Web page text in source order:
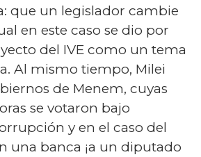
que un legislador cambie
en este caso se dio por
del IVE como un tema
Al mismo tiempo, Milei
de Menem, cuyas
se votaron bajo
y en el caso del
una banca ¡a un diputado